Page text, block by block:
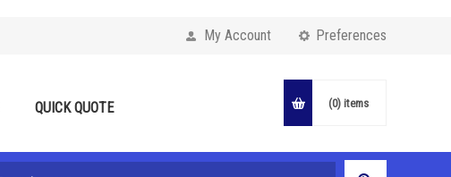
Preferences
My Account
QUICK QUOTE (0) items